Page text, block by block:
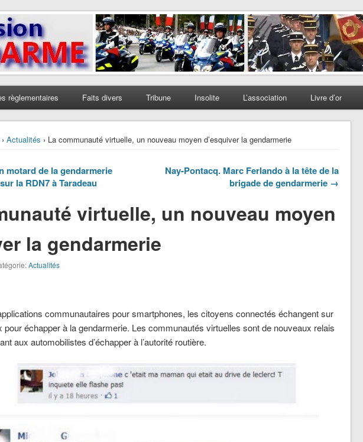
règlementaires Faits divers Tribune Insolite L’association Livre d’or
› Actualités › La communauté virtuelle, un nouveau moyen d’esquiver la gendarmerie
motard de la gendarmerie
la RDN7 à Taradeau
Nay-Pontacq. Marc Ferlando à la tête de la
brigade de gendarmerie →
virtuelle, un nouveau moyen
la gendarmerie
Actualités
communautaires pour smartphones, les citoyens connectés échangent sur
pour échapper à la gendarmerie. Les communautés virtuelles sont de nouveaux relais
aux automobilistes d’échapper à l’autorité routière.